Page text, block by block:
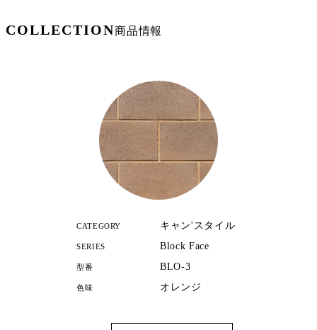
COLLECTION商品情報
CATEGORY キャン'スタイル
SERIES Block Face
型番 BLO-3
色味 オレンジ